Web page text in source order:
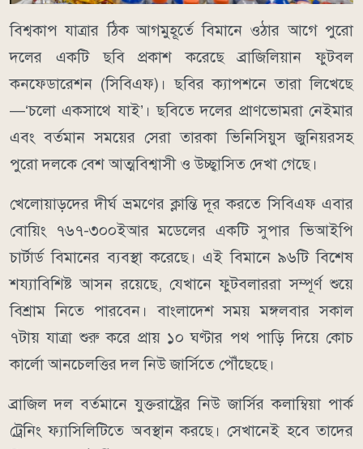
বিশ্বকাপ যাত্রার ঠিক আগমুহূর্তে বিমানে ওঠার আগে পুরো
দলের একটি ছবি প্রকাশ করেছে ব্রাজিলিয়ান ফুটবল
কনফেডারেশন (সিবিএফ)। ছবির ক্যাপশনে তারা লিখেছে
—‘চলো একসাথে যাই’। ছবিতে দলের প্রাণভোমরা নেইমার
এবং বর্তমান সময়ের সেরা তারকা ভিনিসিয়ুস জুনিয়রসহ
পুরো দলকে বেশ আত্মবিশ্বাসী ও উচ্ছ্বাসিত দেখা গেছে।
খেলোয়াড়দের দীর্ঘ ভ্রমণের ক্লান্তি দূর করতে সিবিএফ এবার
বোয়িং ৭৬৭-৩০০ইআর মডেলের একটি সুপার ভিআইপি
চার্টার্ড বিমানের ব্যবস্থা করেছে। এই বিমানে ৯৬টি বিশেষ
শয্যাবিশিষ্ট আসন রয়েছে, যেখানে ফুটবলাররা সম্পূর্ণ শুয়ে
বিশ্রাম নিতে পারবেন। বাংলাদেশ সময় মঙ্গলবার সকাল
৭টায় যাত্রা শুরু করে প্রায় ১০ ঘণ্টার পথ পাড়ি দিয়ে কোচ
কার্লো আনচেলত্তির দল নিউ জার্সিতে পৌঁছেছে।
ব্রাজিল দল বর্তমানে যুক্তরাষ্ট্রের নিউ জার্সির কলাম্বিয়া পার্ক
ট্রেনিং ফ্যাসিলিটিতে অবস্থান করছে। সেখানেই হবে তাদের